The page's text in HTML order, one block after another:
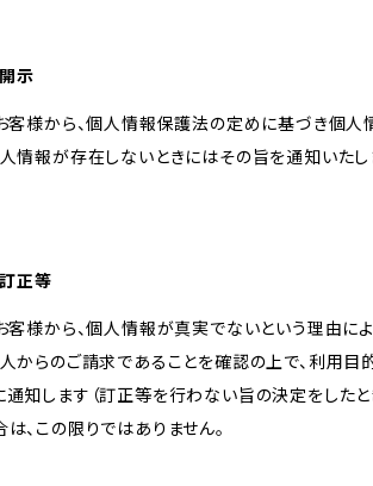
示
客様から、個人情報保護法の定めに基づき個
情報が存在しないときにはその旨を通知いたし
正等
客様から、個人情報が真実でないという理由に
からのご請求であることを確認の上で、利用
知します（訂正等を行わない旨の決定をしたと
、この限りではありません。